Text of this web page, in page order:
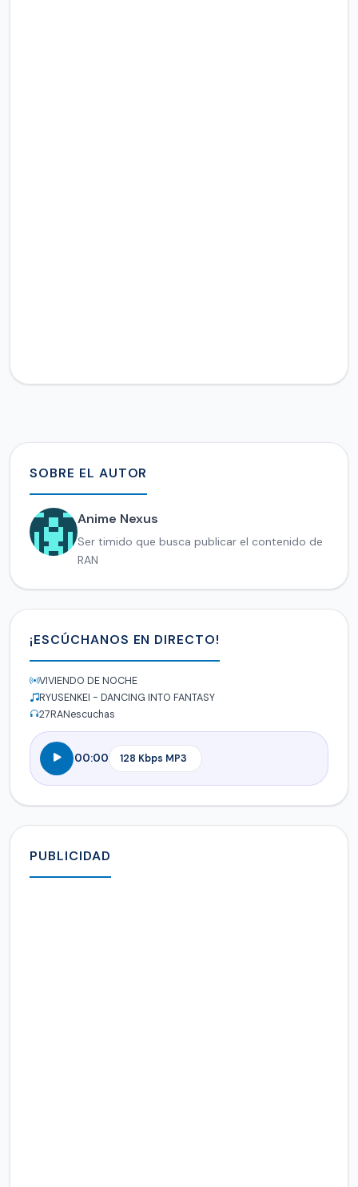
SOBRE EL AUTOR
Anime Nexus
Ser timido que busca publicar el contenido de
RAN
¡ESCÚCHANOS EN DIRECTO!
VIVIENDO DE NOCHE
RYUSENKEI - DANCING INTO FANTASY
27RANescuchas
00:00
PUBLICIDAD